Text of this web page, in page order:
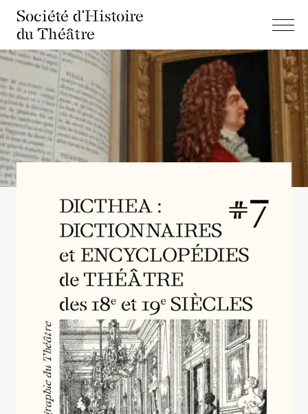
Société d'Histoire
du Théâtre